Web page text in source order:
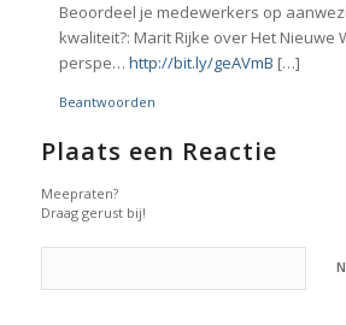
Beoordeel je medewerkers op
kwaliteit?: Marit Rijke over Het Nieuwe
perspe… http://bit.ly/geAVmB […]
Beantwoorden
Plaats een Reactie
Meepraten?
Draag gerust bij!